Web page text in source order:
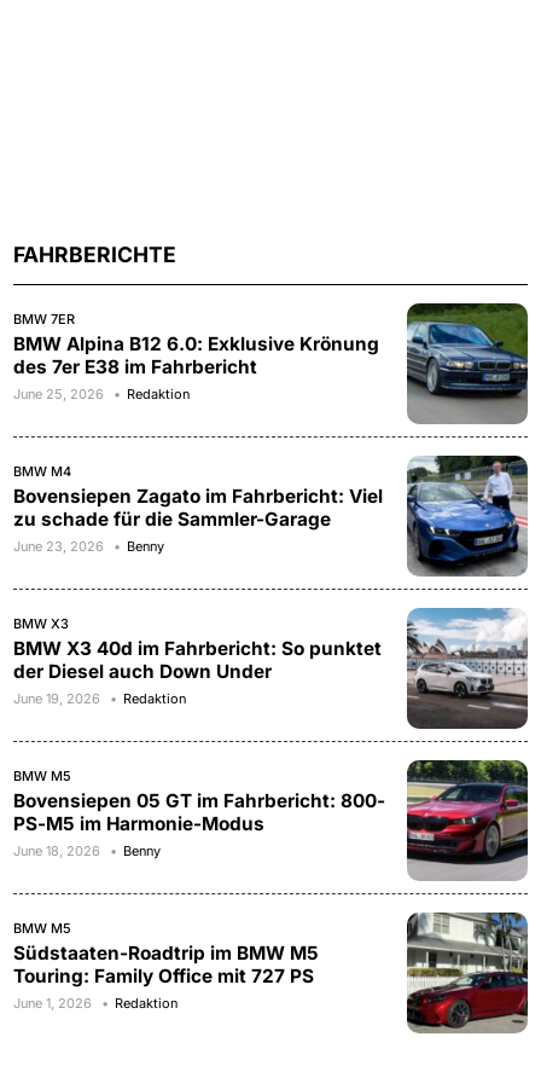
FAHRBERICHTE
BMW 7ER
BMW Alpina B12 6.0: Exklusive Krönung
des 7er E38 im Fahrbericht
June 25, 2026 Redaktion
BMW M4
Bovensiepen Zagato im Fahrbericht: Viel
zu schade für die Sammler-Garage
June 23, 2026 Benny
BMW X3
BMW X3 40d im Fahrbericht: So punktet
der Diesel auch Down Under
June 19, 2026 Redaktion
BMW M5
Bovensiepen 05 GT im Fahrbericht: 800-
PS-M5 im Harmonie-Modus
June 18, 2026 Benny
BMW M5
Südstaaten-Roadtrip im BMW M5
Touring: Family Office mit 727 PS
June 1, 2026 Redaktion